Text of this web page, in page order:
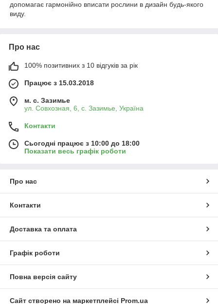
допомагає гармонійно вписати рослини в дизайн будь-якого
виду.
Про нас
100% позитивних з 10 відгуків за рік
Працює з 15.03.2018
м. с. Зазимье
ул. Совхозная, 6, с. Зазимье, Україна
Контакти
Сьогодні працює з 10:00 до 18:00
Показати весь графік роботи
Про нас
Контакти
Доставка та оплата
Графік роботи
Повна версія сайту
Сайт створено на маркетплейсі Prom.ua